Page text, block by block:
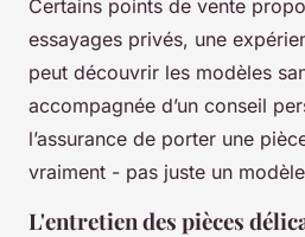
Certains points de vente
essayages privés, une
peut découvrir les modèles
accompagnée d’un conseil
l’assurance de porter une
vraiment - pas juste un
L'entretien des pièces